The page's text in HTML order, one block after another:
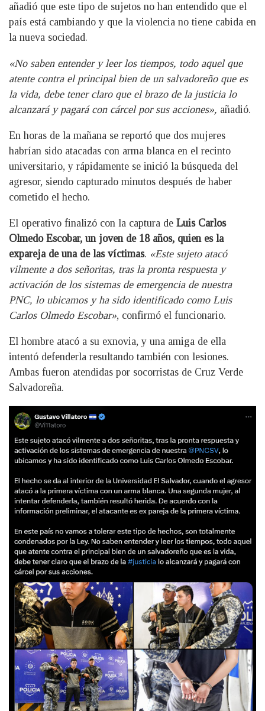
añadió que este tipo de sujetos no han entendido que el
país está cambiando y que la violencia no tiene cabida en
la nueva sociedad.
«No saben entender y leer los tiempos, todo aquel que
atente contra el principal bien de un salvadoreño que es
la vida, debe tener claro que el brazo de la justicia lo
alcanzará y pagará con cárcel por sus acciones», añadió.
En horas de la mañana se reportó que dos mujeres
habrían sido atacadas con arma blanca en el recinto
universitario, y rápidamente se inició la búsqueda del
agresor, siendo capturado minutos después de haber
cometido el hecho.
El operativo finalizó con la captura de Luis Carlos
Olmedo Escobar, un joven de 18 años, quien es la
expareja de una de las víctimas. «Este sujeto atacó
vilmente a dos señoritas, tras la pronta respuesta y
activación de los sistemas de emergencia de nuestra
PNC, lo ubicamos y ha sido identificado como Luis
Carlos Olmedo Escobar», confirmó el funcionario.
El hombre atacó a su exnovia, y una amiga de ella
intentó defenderla resultando también con lesiones.
Ambas fueron atendidas por socorristas de Cruz Verde
Salvadoreña.